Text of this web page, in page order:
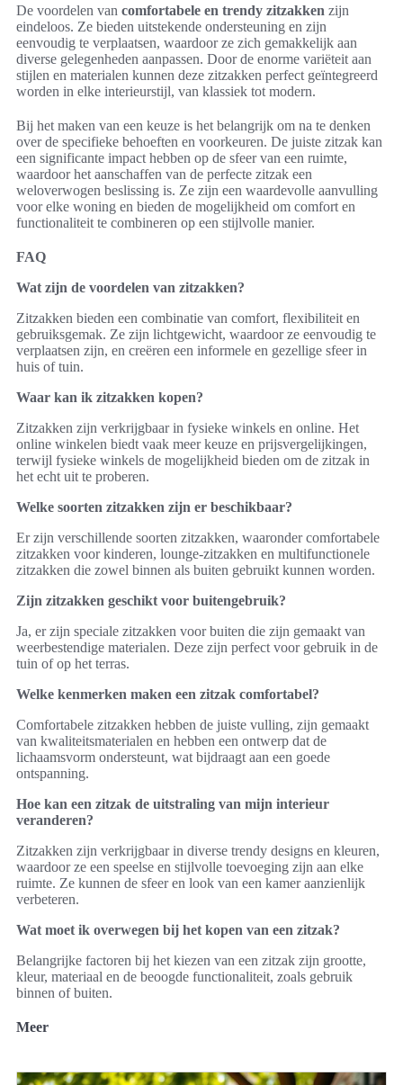
De voordelen van comfortabele en trendy zitzakken zijn
eindeloos. Ze bieden uitstekende ondersteuning en zijn
eenvoudig te verplaatsen, waardoor ze zich gemakkelijk aan
diverse gelegenheden aanpassen. Door de enorme variëteit aan
stijlen en materialen kunnen deze zitzakken perfect geïntegreerd
worden in elke interieurstijl, van klassiek tot modern.
Bij het maken van een keuze is het belangrijk om na te denken
over de specifieke behoeften en voorkeuren. De juiste zitzak kan
een significante impact hebben op de sfeer van een ruimte,
waardoor het aanschaffen van de perfecte zitzak een
weloverwogen beslissing is. Ze zijn een waardevolle aanvulling
voor elke woning en bieden de mogelijkheid om comfort en
functionaliteit te combineren op een stijlvolle manier.
FAQ
Wat zijn de voordelen van zitzakken?
Zitzakken bieden een combinatie van comfort, flexibiliteit en
gebruiksgemak. Ze zijn lichtgewicht, waardoor ze eenvoudig te
verplaatsen zijn, en creëren een informele en gezellige sfeer in
huis of tuin.
Waar kan ik zitzakken kopen?
Zitzakken zijn verkrijgbaar in fysieke winkels en online. Het
online winkelen biedt vaak meer keuze en prijsvergelijkingen,
terwijl fysieke winkels de mogelijkheid bieden om de zitzak in
het echt uit te proberen.
Welke soorten zitzakken zijn er beschikbaar?
Er zijn verschillende soorten zitzakken, waaronder comfortabele
zitzakken voor kinderen, lounge-zitzakken en multifunctionele
zitzakken die zowel binnen als buiten gebruikt kunnen worden.
Zijn zitzakken geschikt voor buitengebruik?
Ja, er zijn speciale zitzakken voor buiten die zijn gemaakt van
weerbestendige materialen. Deze zijn perfect voor gebruik in de
tuin of op het terras.
Welke kenmerken maken een zitzak comfortabel?
Comfortabele zitzakken hebben de juiste vulling, zijn gemaakt
van kwaliteitsmaterialen en hebben een ontwerp dat de
lichaamsvorm ondersteunt, wat bijdraagt aan een goede
ontspanning.
Hoe kan een zitzak de uitstraling van mijn interieur
veranderen?
Zitzakken zijn verkrijgbaar in diverse trendy designs en kleuren,
waardoor ze een speelse en stijlvolle toevoeging zijn aan elke
ruimte. Ze kunnen de sfeer en look van een kamer aanzienlijk
verbeteren.
Wat moet ik overwegen bij het kopen van een zitzak?
Belangrijke factoren bij het kiezen van een zitzak zijn grootte,
kleur, materiaal en de beoogde functionaliteit, zoals gebruik
binnen of buiten.
Meer